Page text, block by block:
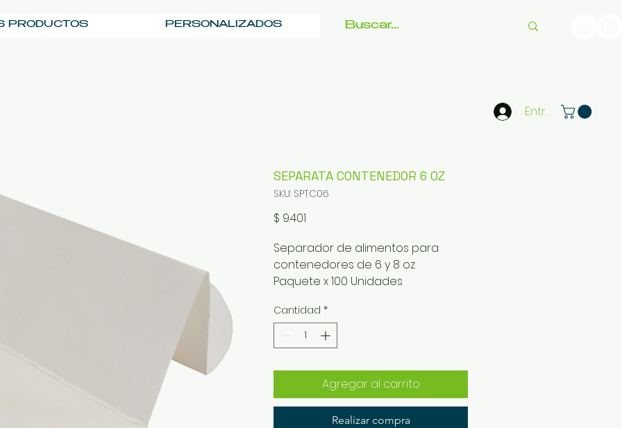
Entrar
PRODUCTOS PERSONALIZADOS
SEPARATA CONTENEDOR 6 OZ
SKU: SPTC06
$ 9.401
Separador de alimentos para
contenedores de 6 y 8 oz
Paquete x 100 Unidades
Cantidad *
Agregar al carrito
Realizar compra